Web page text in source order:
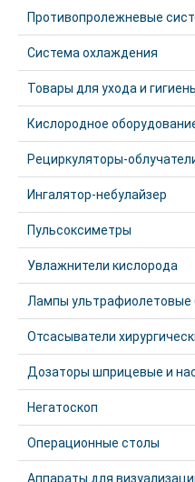
Противопролежневые
Система охлаждения
Товары для ухода и
Кислородное
Рециркуляторы-
Ингалятор-небулайзер
Пульсоксиметры
Увлажнители кислорода
Лампы ультрафиолетовые
Отсасыватели
Дозаторы шприцевые и
Негатоскоп
Операционные столы
Аппараты для